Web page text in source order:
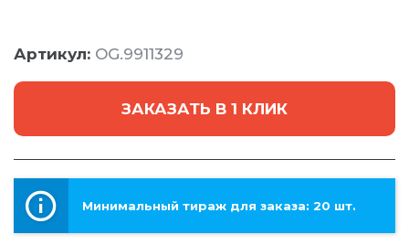
Артикул: OG.9911329
ЗАКАЗАТЬ В 1 КЛИК
Минимальный тираж для заказа: 20 шт.